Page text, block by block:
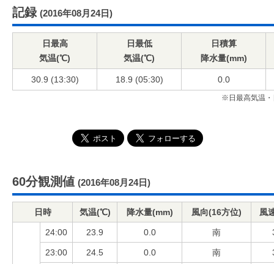
記録 (2016年08月24日)
日最高
気温(℃)
日最低
気温(℃)
日積算
降水量(mm)
30.9 (13:30) 18.9 (05:30) 0.0
※日最高気温・
60分観測値 (2016年08月24日)
日時 気温(℃) 降水量(mm) 風向(16方位) 風
24:00 23.9 0.0 南
23:00 24.5 0.0 南